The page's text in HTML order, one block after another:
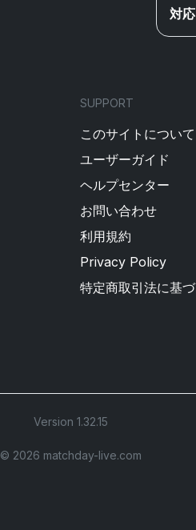
対
SUPPORT
このサイトについて
ユーザーガイド
ヘルプセンター
お問い合わせ
利用規約
Privacy Policy
特定商取引法に基
Version 1.32.15
©︎ 2026 matchday-live.com